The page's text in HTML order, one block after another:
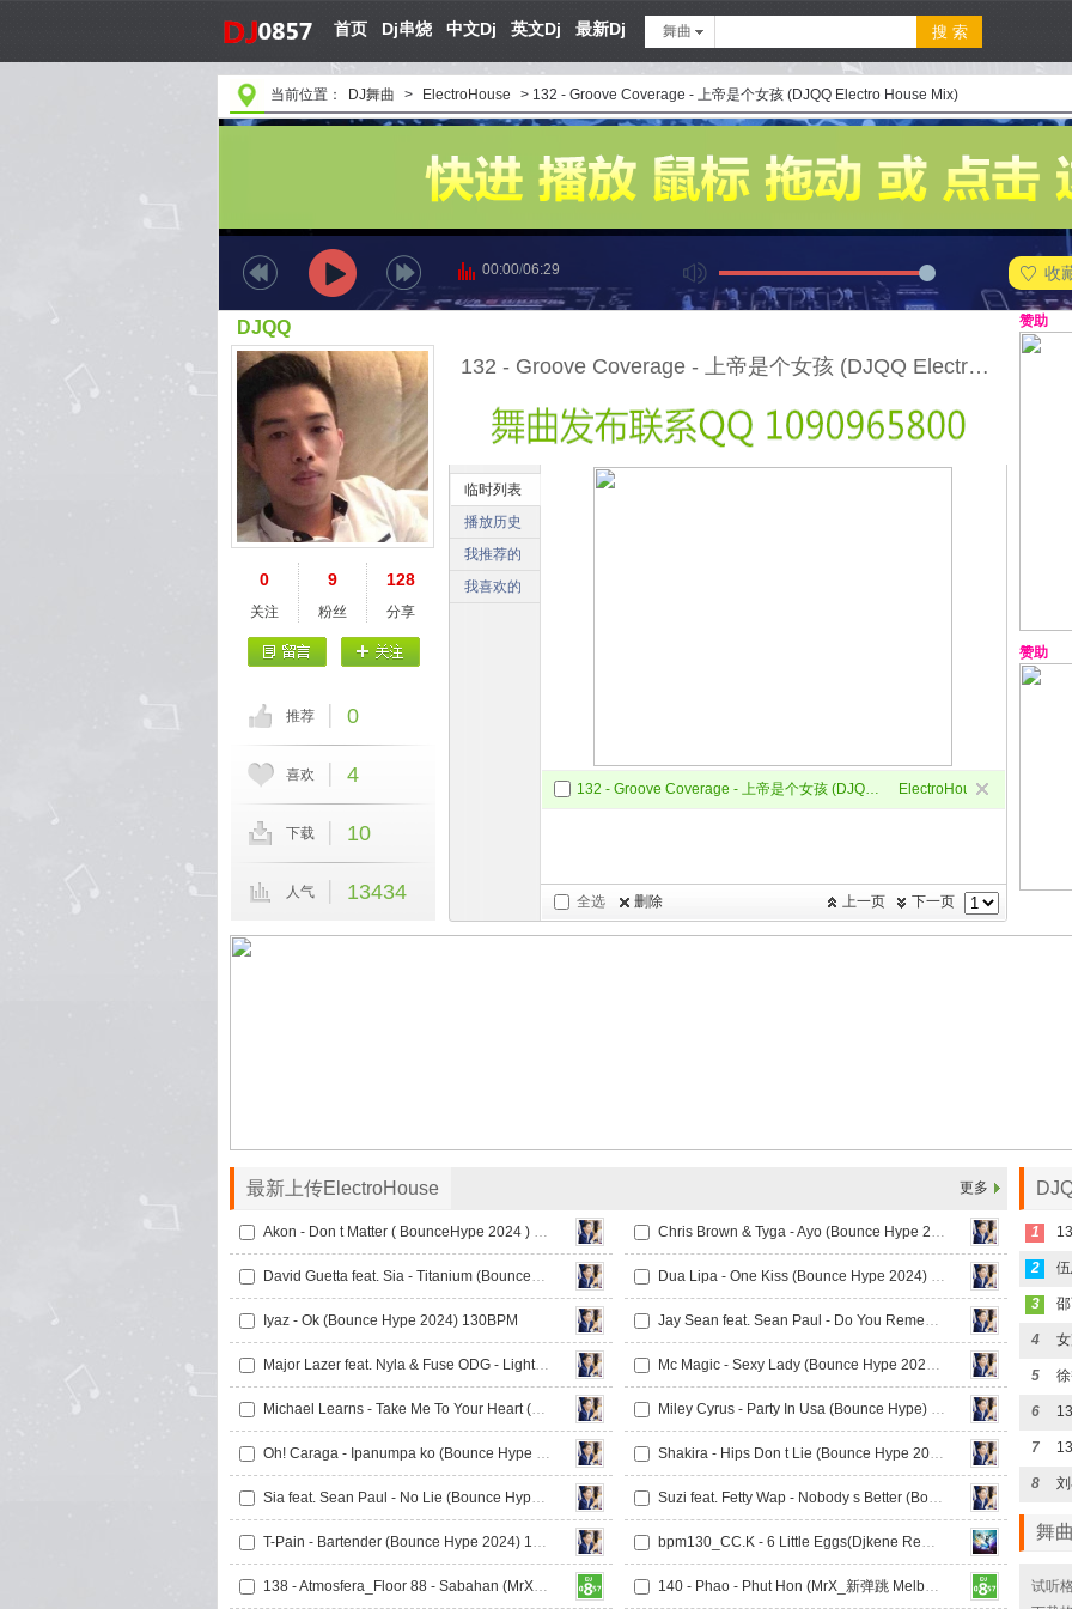
首页 Dj串烧 中文Dj 英文Dj 最新Dj 舞曲
当前位置： DJ舞曲 > ElectroHouse > 132 - Groove Coverage - 上帝是个女孩 (DJQQ Electro House Mix)
收
00:00/06:29
132 - Groove Coverage - 上帝是个女孩 (DJQQ Electro House Mix)
临时列表
播放历史
我推荐的
我喜欢的
132 - Groove Coverage - 上帝是个女孩 (DJQQ Electro House Mix) ElectroHouse
全选 删除 下一页
上一页
DJQQ
0
关注
9
粉丝
128
分享
推荐 0
喜欢 4
下载 10
人气 13434
赞助
赞助
最新上传ElectroHouse 更多
Akon - Don t Matter ( BounceHype 2024 ) 130BPM Chris Brown & Tyga - Ayo (Bounce Hype 2024) 130BPM
David Guetta feat. Sia - Titanium (BounceHype) 130BPM Dua Lipa - One Kiss (Bounce Hype 2024) 130BPM
Iyaz - Ok (Bounce Hype 2024) 130BPM Jay Sean feat. Sean Paul - Do You Remember (Bounce Hype 2024) 130BPM
Major Lazer feat. Nyla & Fuse ODG - Light It Up (Bounce Hype 2024) 130BPM Mc Magic - Sexy Lady (Bounce Hype 2024) 130BPM
Michael Learns - Take Me To Your Heart (Bounce Hype 2024) 130BPM Miley Cyrus - Party In Usa (Bounce Hype) 130BPM
Oh! Caraga - Ipanumpa ko (Bounce Hype 2024) 130BPM Shakira - Hips Don t Lie (Bounce Hype 2024) 130BPM
Sia feat. Sean Paul - No Lie (Bounce Hype 2024) 130BPM Suzi feat. Fetty Wap - Nobody s Better (Bounce Hype 2024) 130BPM
T-Pain - Bartender (Bounce Hype 2024) 130BPM bpm130_CC.K - 6 Little Eggs(Djkene ReMix)
138 - Atmosfera_Floor 88 - Sabahan (MrX_新弹跳 Melbourne bounce Bootleg) 140 - Phao - Phut Hon (MrX_新弹跳 Melbourne bounce Bootleg)
1
2
3
4
5
6
7
8
舞
试听